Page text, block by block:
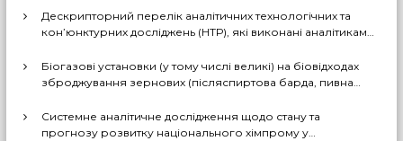
Дескрипторний перелік аналітичних технологічних та
кон’юнктурних досліджень (НТР), які виконані аналітиками
Біогазові установки (у тому числі великі) на біовідходах
зброджування зернових (післяспиртова барда, пивна
рішення, комерціалізовані технології, комбіновані схеми
з отриманням проміжних і товарних продуктів (очищений
Системне аналітичне дослідження щодо стану та
прогнозу розвитку національного хімпрому у